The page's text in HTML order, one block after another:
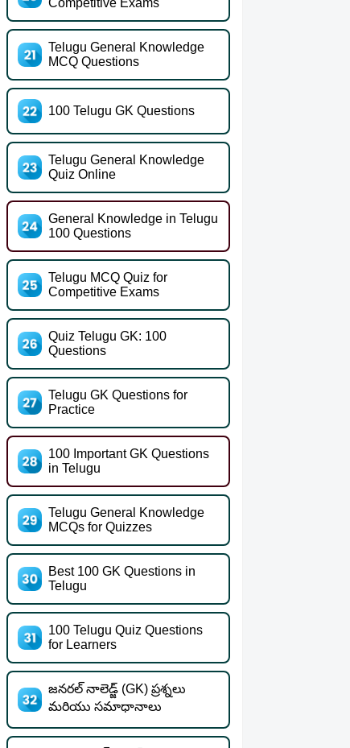
Telugu General Knowledge
MCQ Questions
100 Telugu GK Questions
Telugu General Knowledge
Quiz Online
General Knowledge in Telugu
100 Questions
Telugu MCQ Quiz for
Competitive Exams
Quiz Telugu GK: 100
Questions
Telugu GK Questions for
Practice
100 Important GK Questions
in Telugu
Telugu General Knowledge
MCQs for Quizzes
Best 100 GK Questions in
Telugu
100 Telugu Quiz Questions
for Learners
జనరల్ నాలెడ్జ్ (GK) ప్రశ్నలు
మరియు సమాధానాలు